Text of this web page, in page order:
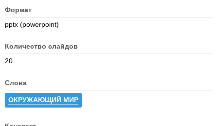
Формат
pptx (powerpoint)
Количество слайдов
20
Слова
ОКРУЖАЮЩИЙ МИР